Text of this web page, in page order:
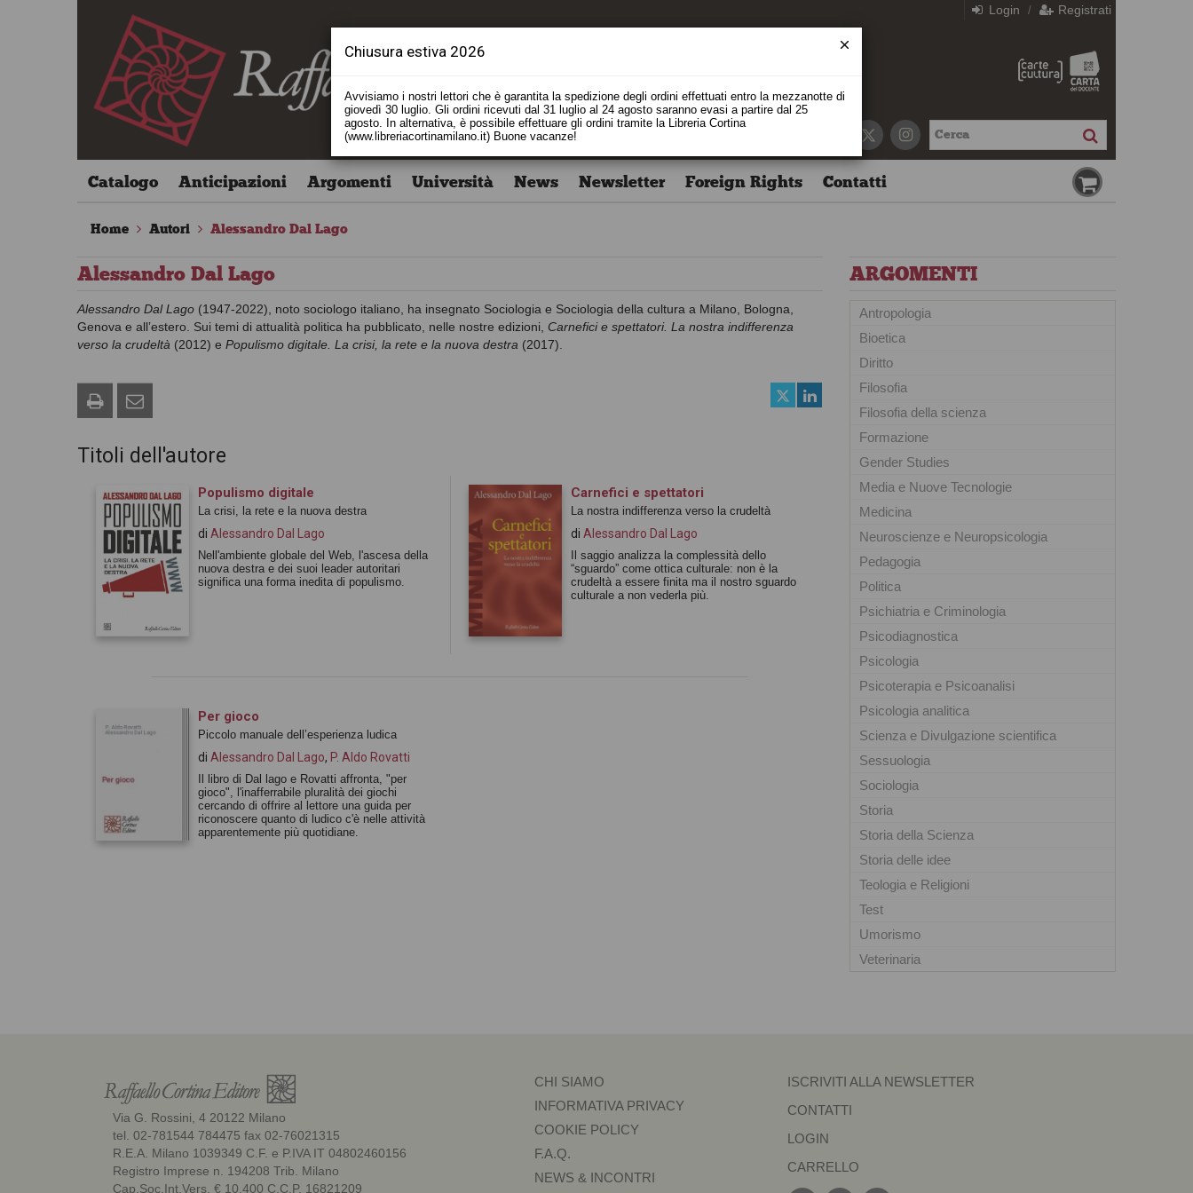
Login / Registrati
Catalogo Anticipazioni Argomenti Università News Newsletter Foreign Rights Contatti
Home Autori Alessandro Dal Lago
Alessandro Dal Lago
Alessandro Dal Lago (1947-2022), noto sociologo italiano, ha insegnato Sociologia e Sociologia della cultura a Milano, Bologna,
Genova e all’estero. Sui temi di attualità politica ha pubblicato, nelle nostre edizioni, Carnefici e spettatori. La nostra indifferenza
verso la crudeltà (2012) e Populismo digitale. La crisi, la rete e la nuova destra (2017).
Titoli dell'autore
Populismo digitale
La crisi, la rete e la nuova destra
di Alessandro Dal Lago
Nell'ambiente globale del Web, l'ascesa della
nuova destra e dei suoi leader autoritari
significa una forma inedita di populismo.
Carnefici e spettatori
La nostra indifferenza verso la crudeltà
di Alessandro Dal Lago
Il saggio analizza la complessità dello
“sguardo” come ottica culturale: non è la
crudeltà a essere finita ma il nostro sguardo
culturale a non vederla più.
Per gioco
Piccolo manuale dell’esperienza ludica
di Alessandro Dal Lago, P. Aldo Rovatti
Il libro di Dal lago e Rovatti affronta, "per
gioco", l'inafferrabile pluralità dei giochi
cercando di offrire al lettore una guida per
riconoscere quanto di ludico c'è nelle attività
apparentemente più quotidiane.
ARGOMENTI
Antropologia
Bioetica
Diritto
Filosofia
Filosofia della scienza
Formazione
Gender Studies
Media e Nuove Tecnologie
Medicina
Neuroscienze e Neuropsicologia
Pedagogia
Politica
Psichiatria e Criminologia
Psicodiagnostica
Psicologia
Psicoterapia e Psicoanalisi
Psicologia analitica
Scienza e Divulgazione scientifica
Sessuologia
Sociologia
Storia
Storia della Scienza
Storia delle idee
Teologia e Religioni
Test
Umorismo
Veterinaria
Via G. Rossini, 4 20122 Milano
tel. 02-781544 784475 fax 02-76021315
R.E.A. Milano 1039349 C.F. e P.IVA IT 04802460156
Registro Imprese n. 194208 Trib. Milano
Cap.Soc.Int.Vers. € 10.400 C.C.P. 16821209
CHI SIAMO
INFORMATIVA PRIVACY
COOKIE POLICY
F.A.Q.
NEWS & INCONTRI
ISCRIVITI ALLA NEWSLETTER
CONTATTI
LOGIN
CARRELLO
Chiusura estiva 2026
Avvisiamo i nostri lettori che è garantita la spedizione degli ordini effettuati entro la mezzanotte di
giovedì 30 luglio. Gli ordini ricevuti dal 31 luglio al 24 agosto saranno evasi a partire dal 25
agosto. In alternativa, è possibile effettuare gli ordini tramite la Libreria Cortina
(www.libreriacortinamilano.it) Buone vacanze!